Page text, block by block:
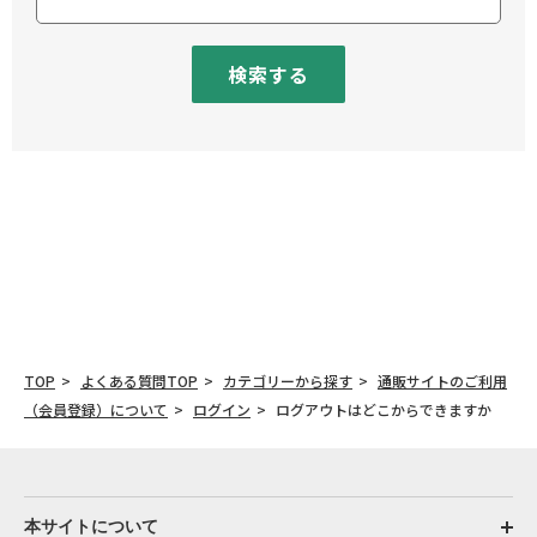
検索する
TOP よくある質問TOP カテゴリーから探す
通販サイトのご利用
（会員登録）について
ログイン ログアウトはどこからできますか
本サイトについて